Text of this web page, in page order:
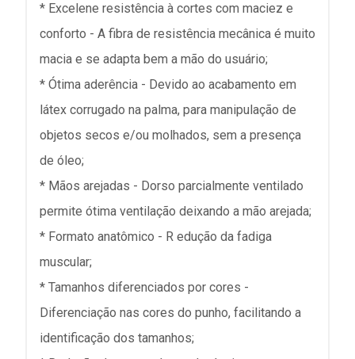
* Excelene resistência à cortes com maciez e
conforto - A fibra de resistência mecânica é muito
macia e se adapta bem a mão do usuário;
* Ótima aderência - Devido ao acabamento em
látex corrugado na palma, para manipulação de
objetos secos e/ou molhados, sem a presença
de óleo;
* Mãos arejadas - Dorso parcialmente ventilado
permite ótima ventilação deixando a mão arejada;
* Formato anatômico - R edução da fadiga
muscular;
* Tamanhos diferenciados por cores -
Diferenciação nas cores do punho, facilitando a
identificação dos tamanhos;